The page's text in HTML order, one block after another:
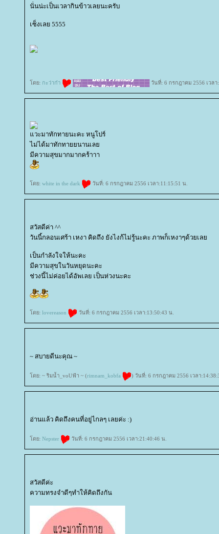
นั่นน่ะเป็นเวลากินข้าวเลยนะครับ
เซ็งเลย 5555
ดย: กะว่าก๋า วันที่: 6 กรกฎาคม 2556 เวลา
วะมาทักทายนะคะ หนูโปร์
ไม่ได้มาทักทายยนานเล
มีความสุขมากมากคร้าาา
ดย: white in the dark วันที่: 6 กรกฎาคม 2556 เวลา:11:15:51 น.
สวัสดีค่า ^^
วันนี้กลอนเศร้า เหงา คิดถึง ยังไงก้ไม่รู้นะคะ ภาพก็เหงาๆด้วยเล
เป็นกำลังใจให้นะคะ
มีความสุขในวันหยุดนะคะ
ช่วงนี้ไม่ค่อยได้อัพเลย เป็นห่วงนะคะ
ดย: lovereason วันที่: 6 กรกฎาคม 2556 เวลา:13:50:43 น.
~ สบายดีนะคุณ ~
ดย: ~ ริมน้ำ_voUฟ้า ~ (rimnam_kobfa ) วันที่: 6 กรกฎาคม 2556 เวลา
อ่านแล้ว คิดถึงคนที่อยู่ไกลๆ เลยค่ะ :)
ดย: Nepster วันที่: 6 กรกฎาคม 2556 เวลา:21:40:46 น.
สวัสดีค่ะ
ความทรงจำดีๆทำให้คิดถึงกัน